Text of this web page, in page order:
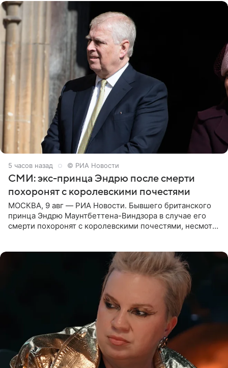
5 часов назад © РИА Новости
СМИ: экс-принца Эндрю после смерти
похоронят с королевскими почестями
МОСКВА, 9 авг — РИА Новости. Бывшего британского
принца Эндрю Маунтбеттена-Виндзора в случае его
смерти похоронят с королевскими почестями, несмотря